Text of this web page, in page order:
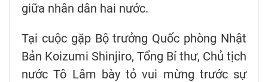
giữa nhân dân hai nước.
Tại cuộc gặp Bộ trưởng Quốc phòng Nhật
Bản Koizumi Shinjiro, Tổng Bí thư, Chủ tịch
nước Tô Lâm bày tỏ vui mừng trước sự